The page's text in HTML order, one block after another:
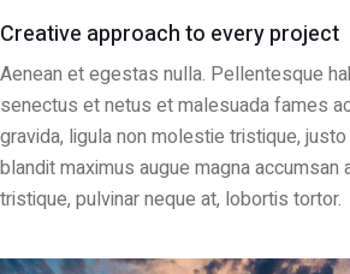
Creative approach to every project
Aenean et egestas nulla. Pellentesque
senectus et netus et malesuada fames
gravida, ligula non molestie tristique,
blandit maximus augue magna accumsan
tristique, pulvinar neque at, lobortis tortor.